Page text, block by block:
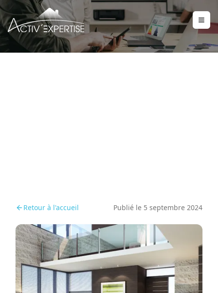
Retour à l'accueil Publié le 5 septembre 2024